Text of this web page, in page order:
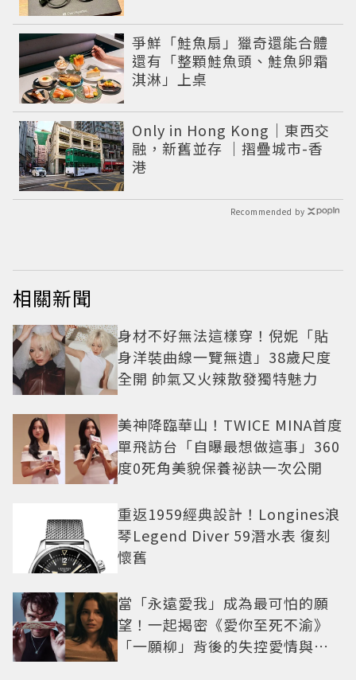
爭鮮「鮭魚扇」獵奇還能合體
還有「整顆鮭魚頭、鮭魚卵霜
淇淋」上桌
Only in Hong Kong｜東西交
融，新舊並存 ｜摺疊城市-香
港
Recommended by
相關新聞
身材不好無法這樣穿！倪妮「貼
身洋裝曲線一覽無遺」38歲尺度
全開 帥氣又火辣散發獨特魅力
美神降臨華山！TWICE MINA首度
單飛訪台「自曝最想做這事」360
度0死角美貌保養祕訣一次公開
重返1959經典設計！Longines浪
琴Legend Diver 59潛水表 復刻
懷舊
當「永遠愛我」成為最可怕的願
望！一起揭密《愛你至死不渝》
「一願柳」背後的失控愛情與爆